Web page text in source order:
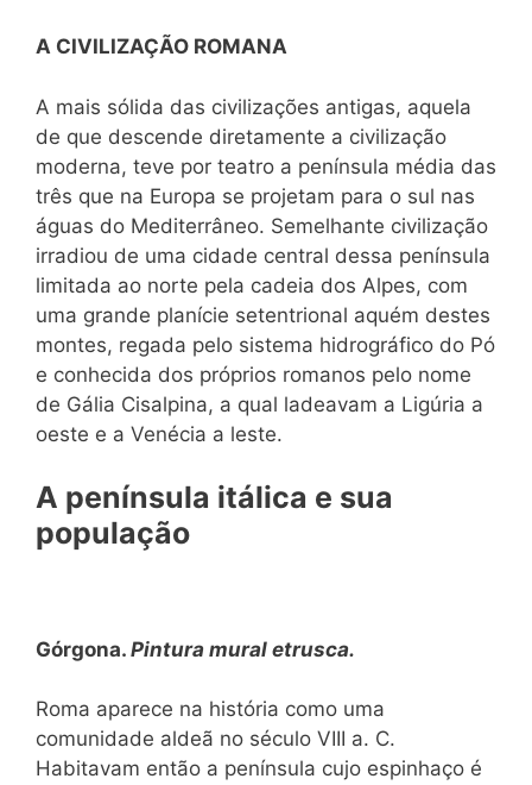
A CIVILIZAÇÃO ROMANA
A mais sólida das civilizações antigas, aquela
de que descende diretamente a civilização
moderna, teve por teatro a península média das
três que na Europa se projetam para o sul nas
águas do Mediterrâneo. Semelhante civilização
irradiou de uma cidade central dessa península
limitada ao norte pela cadeia dos Alpes, com
uma grande planície setentrional aquém destes
montes, regada pelo sistema hidrográfico do Pó
e conhecida dos próprios romanos pelo nome
de Gália Cisalpina, a qual ladeavam a Ligúria a
oeste e a Venécia a leste.
A península itálica e sua
população
Górgona. Pintura mural etrusca.
Roma aparece na história como uma
comunidade aldeã no século VIII a. C.
Habitavam então a península cujo espinhaço é